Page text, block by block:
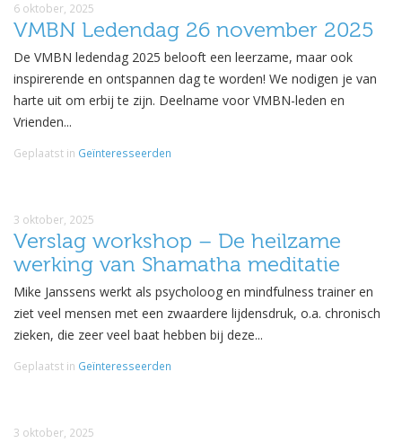
6 oktober, 2025
VMBN Ledendag 26 november 2025
De VMBN ledendag 2025 belooft een leerzame, maar ook
inspirerende en ontspannen dag te worden! We nodigen je van
harte uit om erbij te zijn. Deelname voor VMBN-leden en
Vrienden...
Geplaatst in Geïnteresseerden
3 oktober, 2025
Verslag workshop – De heilzame
werking van Shamatha meditatie
Mike Janssens werkt als psycholoog en mindfulness trainer en
ziet veel mensen met een zwaardere lijdensdruk, o.a. chronisch
zieken, die zeer veel baat hebben bij deze...
Geplaatst in Geïnteresseerden
3 oktober, 2025